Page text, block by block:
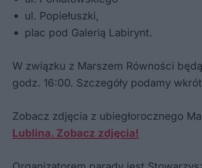
ul. Popiełuszki,
plac pod Galerią Labirynt.
W związku z Marszem Równości
godz. 16:00. Szczegóły podamy
Zobacz zdjęcia z ubiegłorocznego
Lublina. Zobacz zdjęcia!